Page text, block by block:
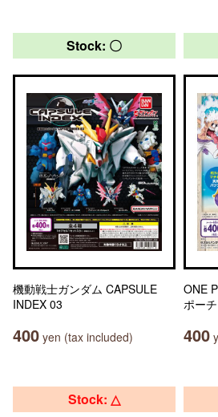
Stock: 〇
機動戦士ガンダム CAPSULE
INDEX 03
400 yen (tax included)
ONE
ポー
400
Stock: △